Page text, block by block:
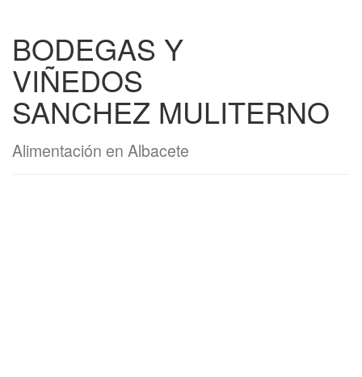
BODEGAS Y
VIÑEDOS
SANCHEZ MULITERNO
Alimentación en Albacete